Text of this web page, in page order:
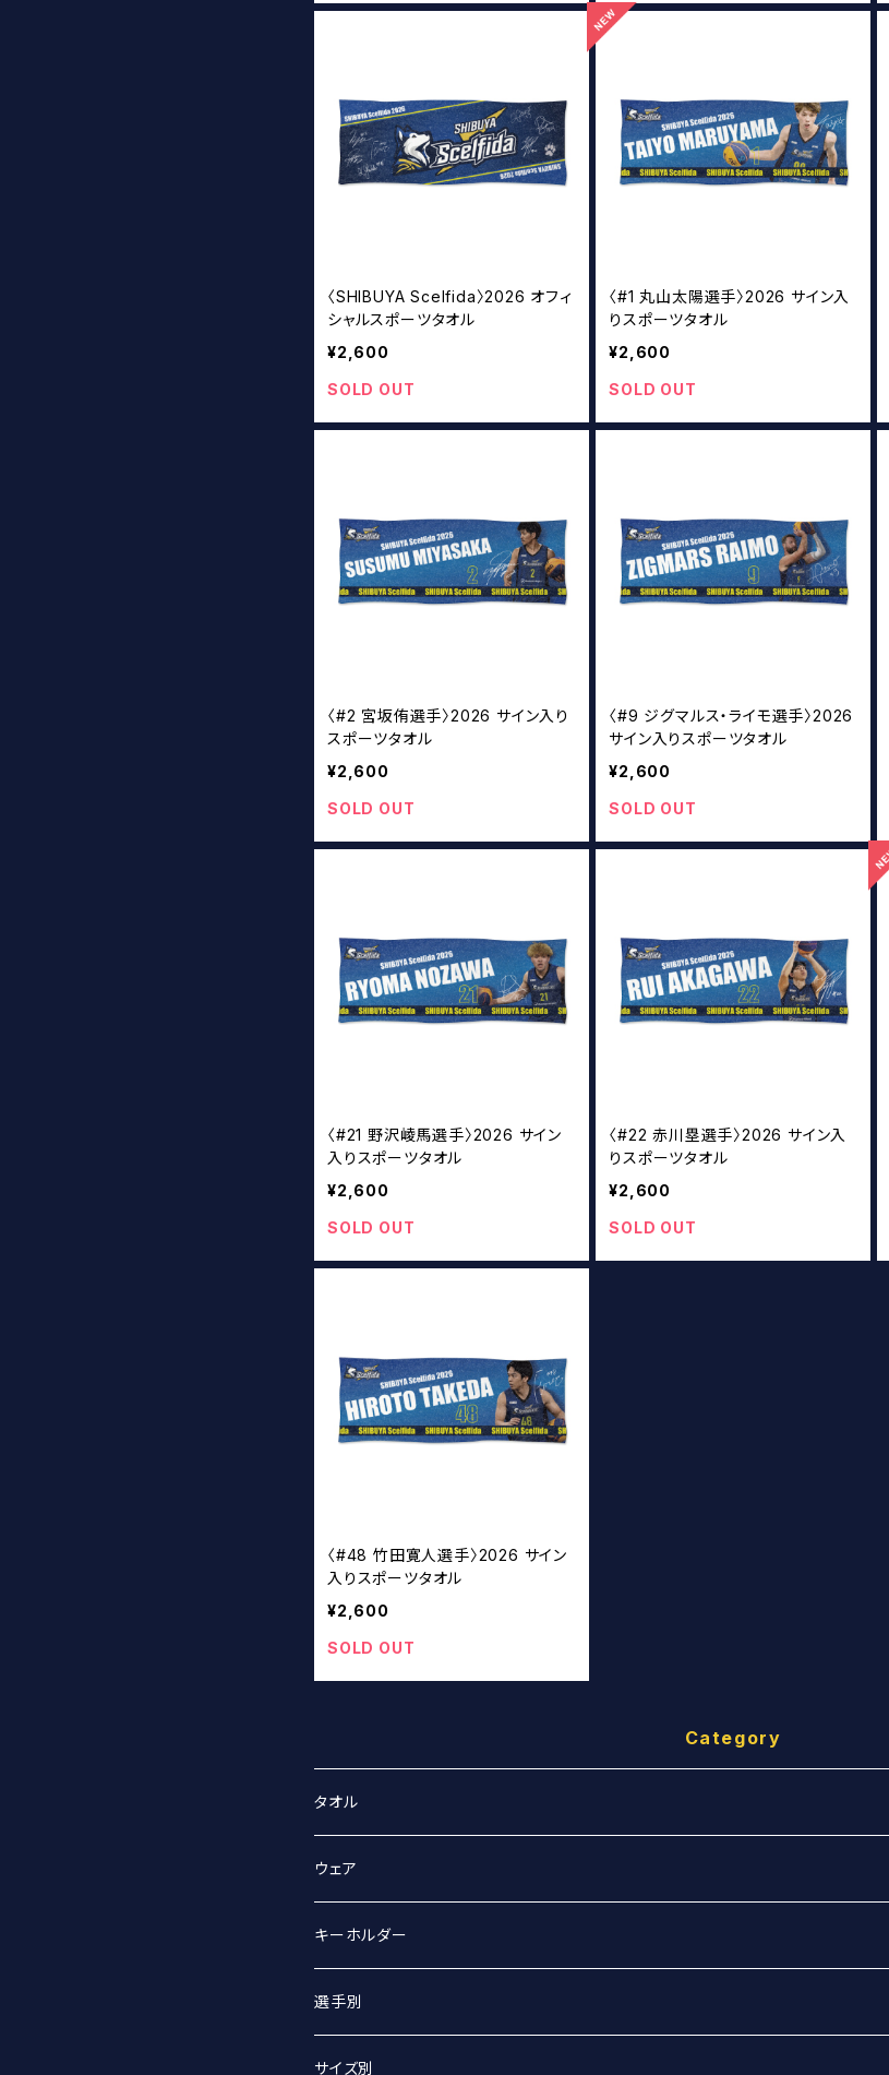
〈SHIBUYA Scelfida〉2026 オフィ
シャルスポーツタオル
¥2,600
SOLD OUT
〈#1 丸山太陽選手〉2026 サイン入
りスポーツタオル
¥2,600
SOLD OUT
〈#2 宮坂侑選手〉2026 サイン入り
スポーツタオル
¥2,600
SOLD OUT
〈#9 ジグマルス・ライモ選手〉2026
サイン入りスポーツタオル
¥2,600
SOLD OUT
〈#21 野沢崚馬選手〉2026 サイン
入りスポーツタオル
¥2,600
SOLD OUT
〈#22 赤川塁選手〉2026 サイン入
りスポーツタオル
¥2,600
SOLD OUT
〈#48 竹田寛人選手〉2026 サイン
入りスポーツタオル
¥2,600
SOLD OUT
Category
タオル
スポーツタオル
マフラータオル
ウェア
Tシャツ
Tシャツ（オーバーサイズ）
ベースボールシャツ
キーホルダー
丸アクキー
ユニフォームアクキー
選手別
#2 宮坂侑選手
サイズ別